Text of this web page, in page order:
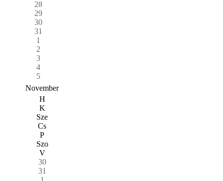
28
29
30
31
1
2
3
4
5
November
H
K
Sze
Cs
P
Szo
V
30
31